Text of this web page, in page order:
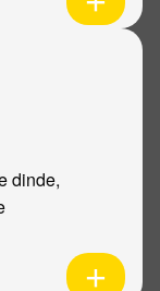
dinde,